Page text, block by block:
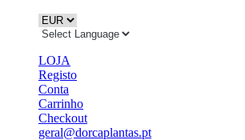
LOJA
Registo
Conta
Carrinho
Checkout
geral@dorcaplantas.pt